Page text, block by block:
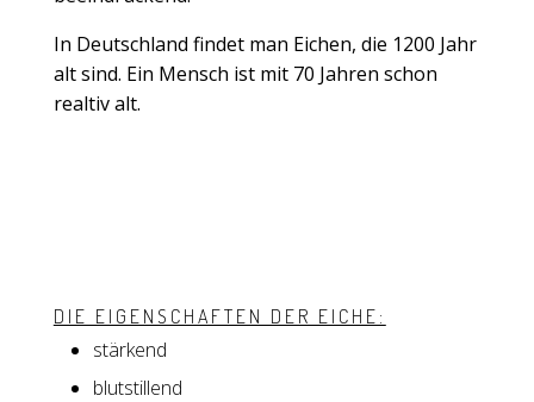
In Deutschland findet man Eichen, die 1200 Jahr
alt sind. Ein Mensch ist mit 70 Jahren schon
realtiv alt.
DIE EIGENSCHAFTEN DER EICHE:
stärkend
blutstillend